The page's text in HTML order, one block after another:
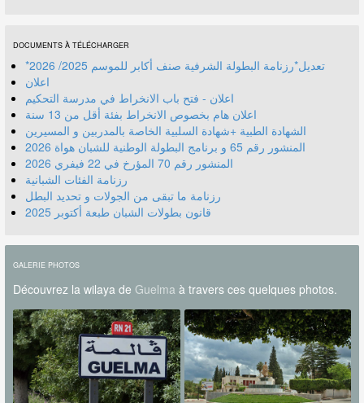
DOCUMENTS À TÉLÉCHARGER
*تعديل*رزنامة البطولة الشرفية صنف أكابر للموسم 2025/ 2026
اعلان
اعلان - فتح باب الانخراط في مدرسة التحكيم
اعلان هام بخصوص الانخراط بفئة أقل من 13 سنة
الشهادة الطبية +شهادة السلبية الخاصة بالمدربين و المسيرين
المنشور رقم 70 المؤرخ في 22 فيفري 2026
رزنامة الفئات الشبانية
رزنامة ما تبقى من الجولات و تحديد البطل
قانون بطولات الشبان طبعة أكتوبر 2025
GALERIE PHOTOS
Découvrez la wilaya de Guelmaà travers ces quelques photos.